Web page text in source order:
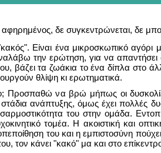
αφηρημένος, δε συγκεντρώνεται, δε
"κακός". Eίναι ένα μικροσκωπικό
την ερώτηση, για να απαντήσει
βάζει τα ζωάκια το ένα δίπλα στο
θλίψη κι ερωτηματικά.
Προσπαθώ να βρώ μήπως οι
στάδια ανάπτυξης, όμως έχει πολλές
του στην ομάδα.
τομέα. H ακοιστική και
του και η εμπιστοσύνη πούχει
τον κάνει "κακό" μα και στο